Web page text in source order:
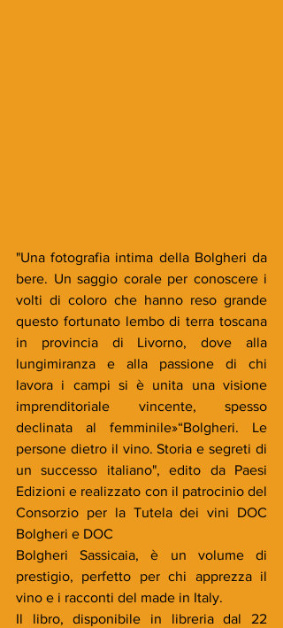
"Una fotografia intima della Bolgheri da
bere. Un saggio corale per conoscere i
volti di coloro che hanno reso grande
questo fortunato lembo di terra toscana
in provincia di Livorno, dove alla
lungimiranza e alla passione di chi
lavora i campi si è unita una visione
imprenditoriale vincente, spesso
declinata al femminile»“Bolgheri. Le
persone dietro il vino. Storia e segreti di
un successo italiano", edito da Paesi
Edizioni e realizzato con il patrocinio del
Consorzio per la Tutela dei vini DOC
Bolgheri e DOC
Bolgheri Sassicaia, è un volume di
prestigio, perfetto per chi apprezza il
vino e i racconti del made in Italy.
Il libro, disponibile in libreria dal 22